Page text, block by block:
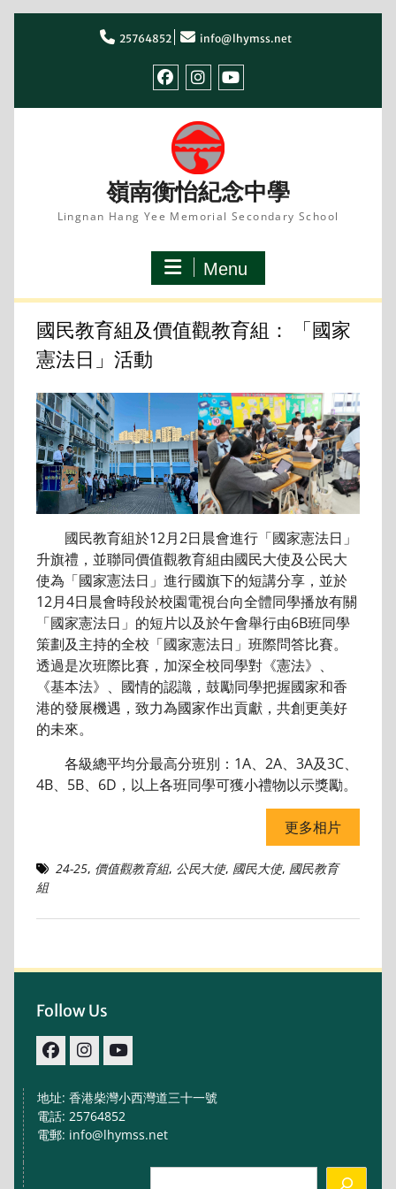
25764852 info@lhymss.net
嶺南衡怡紀念中學
Lingnan Hang Yee Memorial Secondary School
Menu
國民教育組及價值觀教育組： 「國家
憲法日」活動
國民教育組於12月2日晨會進行「國家憲法日」
升旗禮，並聯同價值觀教育組由國民大使及公民大
使為「國家憲法日」進行國旗下的短講分享，並於
12月4日晨會時段於校園電視台向全體同學播放有關
「國家憲法日」的短片以及於午會舉行由6B班同學
策劃及主持的全校「國家憲法日」班際問答比賽。
透過是次班際比賽，加深全校同學對《憲法》、
《基本法》、國情的認識，鼓勵同學把握國家和香
港的發展機遇，致力為國家作出貢獻，共創更美好
的未來。
各級總平均分最高分班別：1A、2A、3A及3C、
4B、5B、6D，以上各班同學可獲小禮物以示獎勵。
更多相片
24-25, 價值觀教育組, 公民大使, 國民大使, 國民教育
組
Follow Us
地址: 香港柴灣小西灣道三十一號
電話: 25764852
電郵: info@lhymss.net